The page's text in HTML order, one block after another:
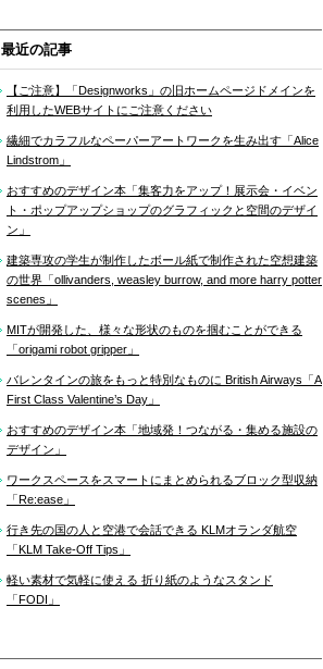
最近の記事
【ご注意】「Designworks」の旧ホームページドメインを
利用したWEBサイトにご注意ください
繊細でカラフルなペーパーアートワークを生み出す「Alice
Lindstrom」
おすすめのデザイン本「集客力をアップ！展示会・イベン
ト・ポップアップショップのグラフィックと空間のデザイ
ン」
建築専攻の学生が制作したボール紙で制作された空想建築
の世界「ollivanders, weasley burrow, and more harry potter
scenes」
MITが開発した、様々な形状のものを掴むことができる
「origami robot gripper」
バレンタインの旅をもっと特別なものに British Airways「A
First Class Valentine’s Day」
おすすめのデザイン本「地域発！つながる・集める施設の
デザイン」
ワークスペースをスマートにまとめられるブロック型収納
「Re:ease」
行き先の国の人と空港で会話できる KLMオランダ航空
「KLM Take-Off Tips」
軽い素材で気軽に使える 折り紙のようなスタンド
「FODI」